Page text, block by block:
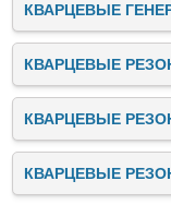
КВАРЦЕВЫЕ
КВАРЦЕВЫЕ
КВАРЦЕВЫЕ
КВАРЦЕВЫЕ